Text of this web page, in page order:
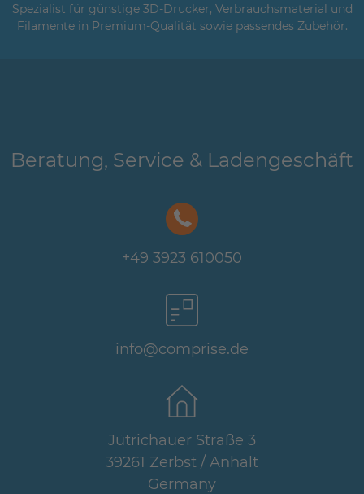
Spezialist für günstige 3D-Drucker, Verbrauchsmaterial und
Filamente in Premium-Qualität sowie passendes Zubehör.
Beratung, Service & Ladengeschäft
+49 3923 610050
info@comprise.de
Jütrichauer Straße 3
39261 Zerbst / Anhalt
Germany